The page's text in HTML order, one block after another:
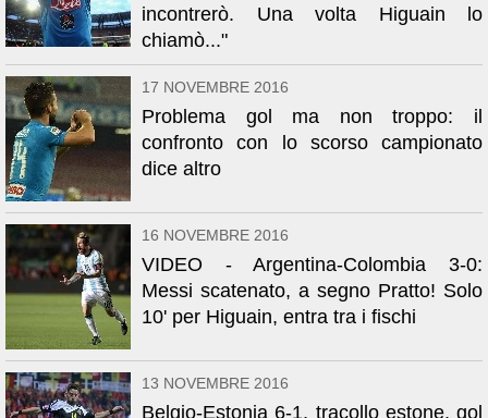
incontrerò. Una volta Higuain lo
chiamò..."
17 NOVEMBRE 2016
Problema gol ma non troppo: il
confronto con lo scorso campionato
dice altro
16 NOVEMBRE 2016
VIDEO - Argentina-Colombia 3-0:
Messi scatenato, a segno Pratto! Solo
10' per Higuain, entra tra i fischi
13 NOVEMBRE 2016
Belgio-Estonia 6-1, tracollo estone, gol